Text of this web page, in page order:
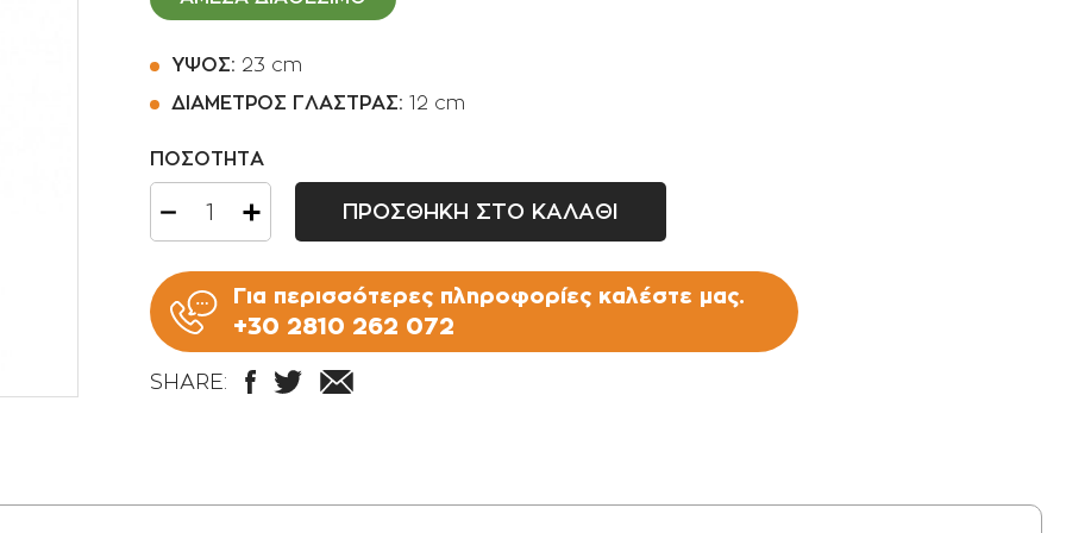
Φοινικοειδή
Αρωματικά φυτά -
Κρεμοκλαδή φυτά
Ποτιστήρια
Πριόνια Χειρός
ΥΨΟΣ: 23 cm
ΔΙΑΜΕΤΡΟΣ ΓΛΑΣΤΡΑΣ: 12 cm
ΠΟΣΟΤΗΤΑ
ΠΡΟΣΘΗΚΗ ΣΤΟ ΚΑΛΑΘΙ
Για περισσότερες πληροφορίες καλέστε μας.
+30 2810 262 072
SHARE: